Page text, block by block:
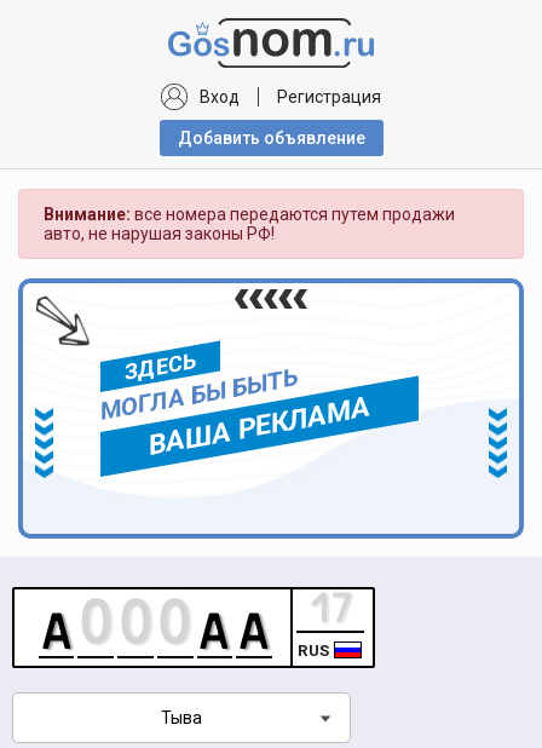
Вход Регистрация
Добавить объявлениe
Внимание: все номера передаются путем продажи
авто, не нарушая законы РФ!
ЗДЕСЬ
МОГЛА БЫ БЫТЬ
ВАША РЕКЛАМА
RUS
Тыва